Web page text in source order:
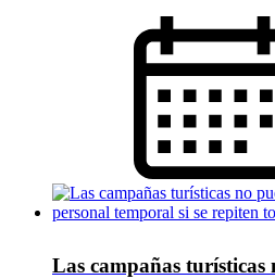
Las campañas turísticas